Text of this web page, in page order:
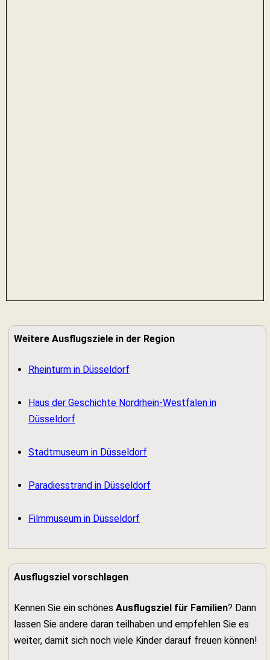
Weitere Ausflugsziele in der Region
Rheinturm in Düsseldorf
Haus der Geschichte Nordrhein-Westfalen in
Düsseldorf
Stadtmuseum in Düsseldorf
Paradiesstrand in Düsseldorf
Filmmuseum in Düsseldorf
Ausflugsziel vorschlagen
Kennen Sie ein schönes Ausflugsziel für Familien? Dann
lassen Sie andere daran teilhaben und empfehlen Sie es
weiter, damit sich noch viele Kinder darauf freuen können!